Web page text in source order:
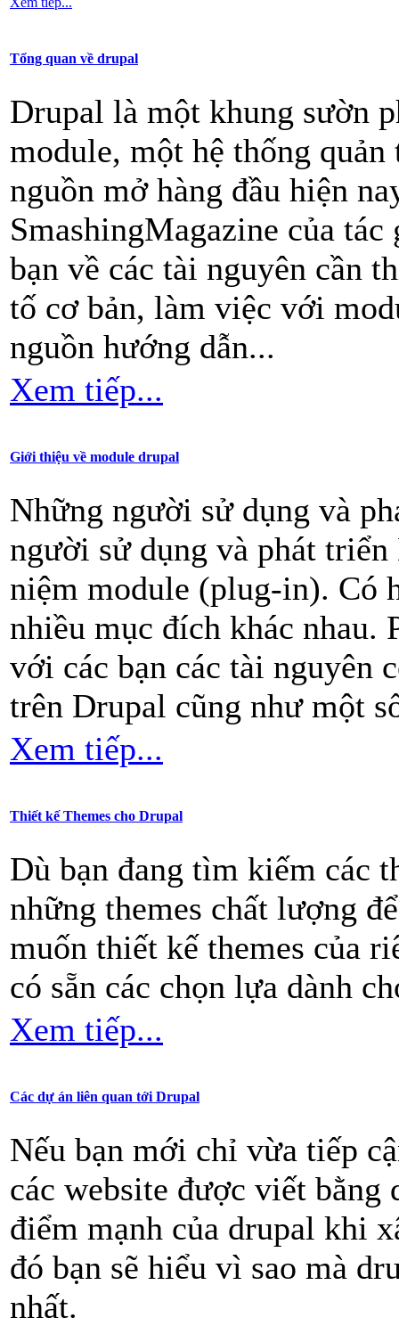
Tổng quan về drupal
Drupal là một khung sườn
module, một hệ thống
nguồn mở hàng đầu hiện
SmashingMagazine của
bạn về các tài nguyên cần
tố cơ bản, làm việc với
nguồn hướng dẫn...
Xem tiếp...
Giới thiệu về module drupal
Những người sử dụng và
người sử dụng và phát
niệm module (plug-in). Có
nhiều mục đích khác nhau.
với các bạn các tài nguyên
trên Drupal cũng như một
Xem tiếp...
Thiết kế Themes cho Drupal
Dù bạn đang tìm kiếm các
những themes chất lượng
muốn thiết kế themes của
có sẵn các chọn lựa dành
Xem tiếp...
Các dự án liên quan tới Drupal
Nếu bạn mới chỉ vừa tiếp
các website được viết
điểm mạnh của drupal khi
đó bạn sẽ hiểu vì sao mà
nhất.